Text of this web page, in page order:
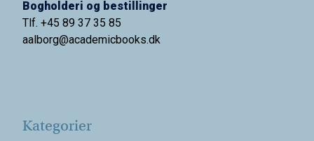
Bogholderi og bestillinger
Tlf. +45 89 37 35 85
aalborg@academicbooks.dk
Kategorier